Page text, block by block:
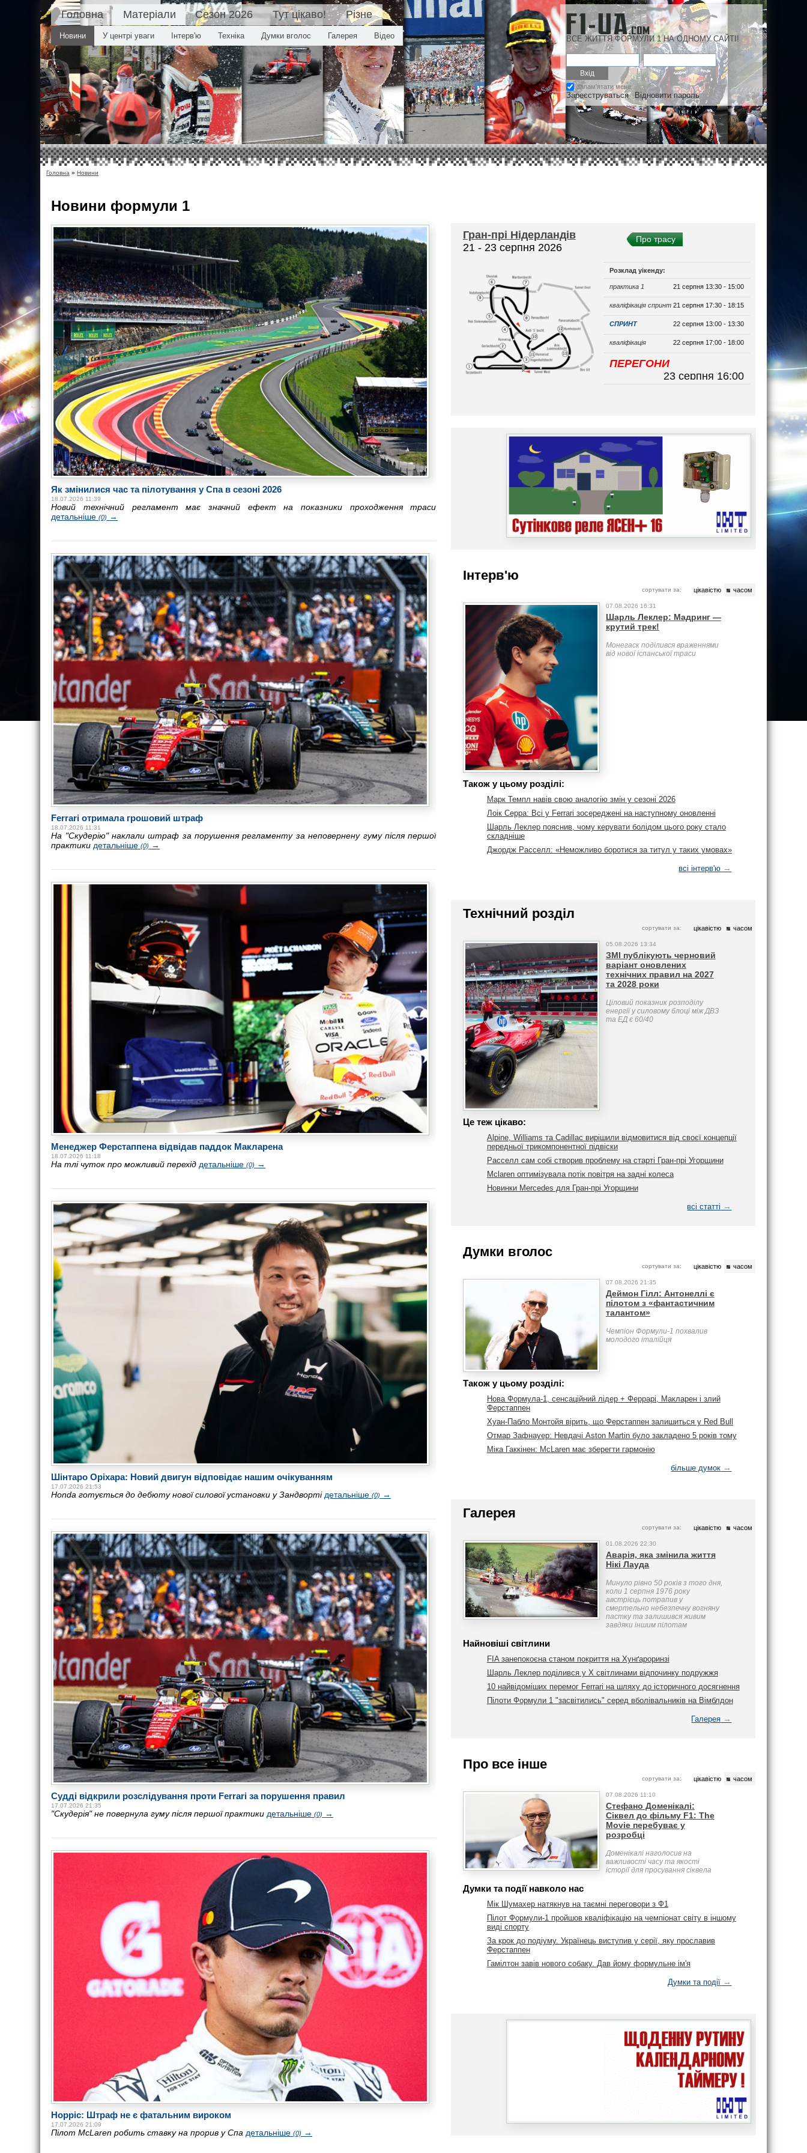
Головна Матеріали
Новини У центрі уваги Інтерв'ю Техніка Думки вголос Галерея Відео
Сезон 2026 Тут цікаво! Різне
ВСЕ ЖИТТЯ ФОРМУЛИ 1 НА ОДНОМУ САЙТІ!
запам'ятати мене
Зареєструваться Відновити пароль
Головна »Новини
Новини формули 1
Як змінилися час та пілотування у Спа в сезоні 2026
18.07.2026 11:39
Новий технічний регламент має значний ефект на показники проходження траси
детальніше(0) →
Ferrari отримала грошовий штраф
18.07.2026 11:31
На "Скудерію" наклали штраф за порушення регламенту за неповернену гуму після першої
практики детальніше(0) →
Менеджер Ферстаппена відвідав паддок Макларена
18.07.2026 11:18
На тлі чуток про можливий перехід детальніше(0) →
Шінтаро Оріхара: Новий двигун відповідає нашим очікуванням
17.07.2026 21:53
Honda готується до дебюту нової силової установки у Зандворті детальніше(0) →
Судді відкрили розслідування проти Ferrari за порушення правил
17.07.2026 21:35
"Скудерія" не повернула гуму після першої практики детальніше(0) →
Норріс: Штраф не є фатальним вироком
17.07.2026 21:09
Пілот McLaren робить ставку на прорив у Спа детальніше(0) →
Гран-прі Нідерландів
21 - 23 серпня 2026
Про трасу
Розклад уікенду:
практика 1 21 серпня 13:30 - 15:00
кваліфікація спринт 21 серпня 17:30 - 18:15
СПРИНТ 22 серпня 13:00 - 13:30
кваліфікація 22 серпня 17:00 - 18:00
ПЕРЕГОНИ
23 серпня 16:00
Інтерв'ю
сортувати за: цікавістю часом
07.08.2026 16:31
Шарль Леклер: Мадринг —
крутий трек!
Монегаск поділився враженнями
від нової іспанської траси
Також у цьому розділі:
Марк Темпл навів свою аналогію змін у сезоні 2026
Лоік Серра: Всі у Ferrari зосереджені на наступному оновленні
Шарль Леклер пояснив, чому керувати болідом цього року стало
складніше
Джордж Расселл: «Неможливо боротися за титул у таких умовах»
всі інтерв'ю →
Технічний розділ
сортувати за: цікавістю часом
05.08.2026 13:34
ЗМІ публікують черновий
варіант оновлених
технічних правил на 2027
та 2028 роки
Ціловий показник розподілу
енергії у силовому блоці між ДВЗ
та ЕД є 60/40
Це теж цікаво:
Alpine, Williams та Cadillac вирішили відмовитися від своєї концепції
передньої трикомпонентної підвіски
Расселл сам собі створив проблему на старті Гран-прі Угорщини
Mclaren оптимізувала потік повітря на задні колеса
Новинки Mercedes для Гран-прі Угорщини
всі статті →
Думки вголос
сортувати за: цікавістю часом
07.08.2026 21:35
Деймон Гілл: Антонеллі є
пілотом з «фантастичним
талантом»
Чемпіон Формули-1 похвалив
молодого італійця
Також у цьому розділі:
Нова Формула-1, сенсаційний лідер + Феррарі, Макларен і злий
Ферстаппен
Хуан-Пабло Монтойя вірить, що Ферстаппен залишиться у Red Bull
Отмар Зафнауер: Невдачі Aston Martin було закладено 5 років тому
Міка Гаккінен: McLaren має зберегти гармонію
більше думок →
Галерея
сортувати за: цікавістю часом
01.08.2026 22:30
Аварія, яка змінила життя
Нікі Лауда
Минуло рівно 50 років з того дня,
коли 1 серпня 1976 року
австрієць потрапив у
смертельно небезпечну вогняну
пастку та залишився живим
завдяки іншим пілотам
Найновіші світлини
FIA занепокоєна станом покриття на Хунґароринзі
Шарль Леклер поділився у Х світлинами відпочинку подружжя
10 найвідоміших перемог Ferrari на шляху до історичного досягнення
Пілоти Формули 1 "засвітились" серед вболівальників на Вімблдон
Галерея →
Про все інше
сортувати за: цікавістю часом
07.08.2026 11:10
Стефано Доменікалі:
Сіквел до фільму F1: The
Movie перебуває у
розробці
Доменікалі наголосив на
важливості часу та якості
історії для просування сіквела
Думки та події навколо нас
Мік Шумахер натякнув на таємні переговори з Ф1
Пілот Формули-1 пройшов кваліфікацію на чемпіонат світу в іншому
виді спорту
За крок до подіуму. Українець виступив у серії, яку прославив
Ферстаппен
Гамілтон завів нового собаку. Дав йому формульне ім'я
Думки та події →